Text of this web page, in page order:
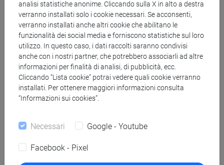
domande e formulare problemi — insiste Wittgenstein nella
proposizione 6.5 — si possono anche trovare le risposte,
anche se, per trovarle, può essere richiesta grande fatica e
una buona dose di ingegno; dove invece non si possono
dare risposte, là non vi sono nemmeno domande da porre.
Così, tutto ciò che può essere detto, può essere detto
chiaramente attraverso le nostre proposizioni, e una
proposizione ha senso soltanto se può essere vera e falsa.
sapere a priori se esse sono di fatto vere o false, ma, se le
comprendo, non posso non conoscere quale o quali stati di
analisi statistiche anonime. Cliccando sulla X in alto a destra
verranno installati solo i cookie necessari. Se acconsenti,
verranno installati anche altri cookie che abilitano le
funzionalità dei social media e forniscono statistiche sul loro
utilizzo. In questo caso, i dati raccolti saranno condivisi
anche con i nostri partner, che potrebbero associarli ad altre
informazioni per finalità di analisi, di pubblicità, ecc.
Cliccando “Lista cookie” potrai vedere quali cookie verranno
installati. Per ottenere maggiori informazioni consulta
“Informazioni sui cookies”.
Necessari Google - Youtube
Facebook - Pixel